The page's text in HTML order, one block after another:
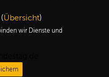
Übersicht)
wir Dienste und